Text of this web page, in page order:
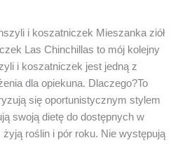
i koszatniczek Mieszanka ziół
Las Chinchillas to mój kolejny
i koszatniczek jest jedną z
dla opiekuna. Dlaczego?To
się oportunistycznym stylem
swoją dietę do dostępnych w
roślin i pór roku. Nie występują